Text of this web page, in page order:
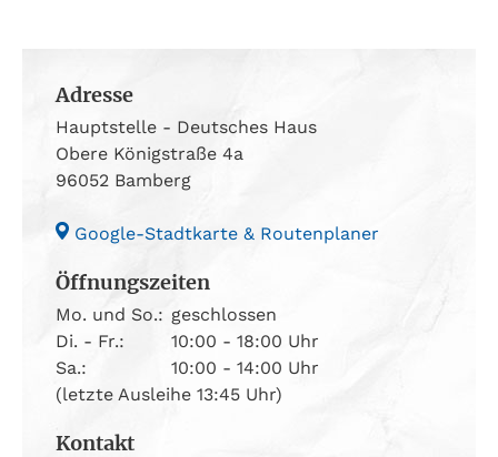
Adresse
Hauptstelle - Deutsches Haus
Obere Königstraße 4a
96052 Bamberg
Google-Stadtkarte & Routenplaner
Öffnungszeiten
Mo. und So.: geschlossen
Di. - Fr.:
10:00 - 18:00 Uhr
Sa.:
10:00 - 14:00 Uhr
(letzte Ausleihe 13:45 Uhr)
Kontakt